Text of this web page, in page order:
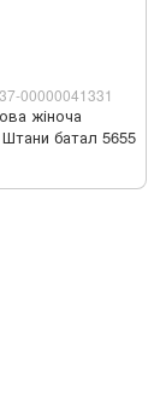
00000041331
жіноча
батал 5655